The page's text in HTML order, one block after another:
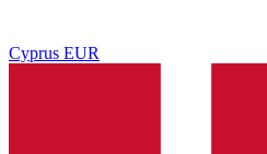
Cyprus EUR